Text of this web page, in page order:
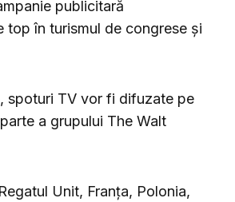
publicitară
top în turismul de congrese și
spoturi TV vor fi difuzate pe
a grupului The Walt
Unit, Franța, Polonia,